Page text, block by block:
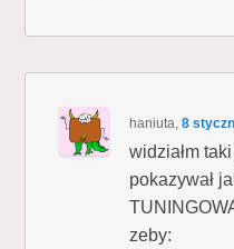
haniuta,8
widziałm
pokazywał
zeby: